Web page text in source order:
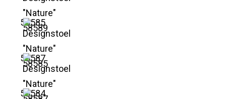
58585
58587
58584